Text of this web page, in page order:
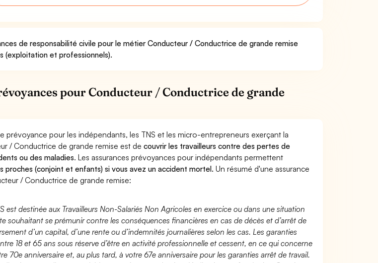
de responsabilité civile pour le métier Conducteur / Conductrice de grande remise
(exploitation et professionnels).
pour Conducteur / Conductrice de grande
prévoyance pour les indépendants, les TNS et les micro-entrepreneurs exerçant la
/ Conductrice de grande remise est decouvrir les travailleurs contre des pertes de
ou des maladies. Les assurances prévoyances pour indépendants permettent
proches (conjoint et enfants) si vous avez un accident mortel. Un résumé d'une assurance
/ Conductrice de grande remise:
est destinée aux Travailleurs Non-Salariés Non Agricoles en exercice ou dans une situation
souhaitant se prémunir contre les conséquences financières en cas de décès et d’arrêt de
d’un capital, d’une rente ou d’indemnités journalières selon les cas. Les garanties
18 et 65 ans sous réserve d’être en activité professionnelle et cessent, en ce qui concerne
70e anniversaire et, au plus tard, à votre 67e anniversaire pour les garanties arrêt de travail.